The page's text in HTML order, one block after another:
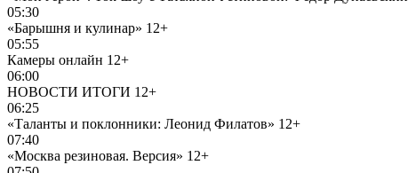
05:30
«Барышня и кулинар» 12+
05:55
Камеры онлайн 12+
06:00
НОВОСТИ ИТОГИ 12+
06:25
«Таланты и поклонники: Леонид Филатов» 12+
07:40
«Москва резиновая. Версия» 12+